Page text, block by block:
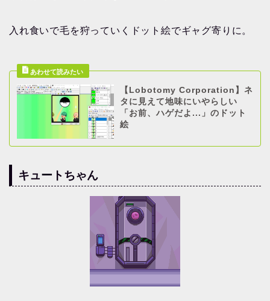
入れ食いで毛を狩っていくドット絵でギャグ寄りに。
【Lobotomy Corporation】ネ
タに見えて地味にいやらしい
「お前、ハゲだよ...」のドット
絵
キュートちゃん